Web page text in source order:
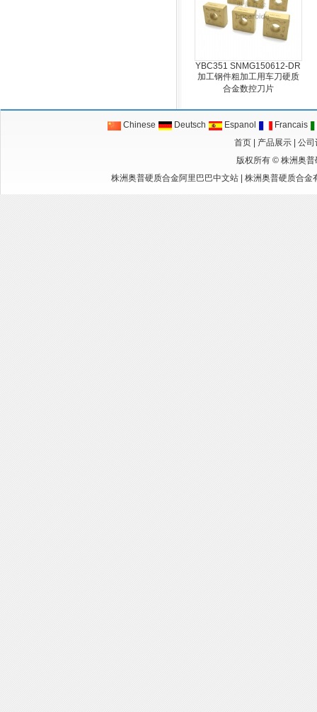
YBC351 SNMG150612-DR
加工钢件粗加工用车刀硬质
合金数控刀片
Chinese Deutsch Espanol
Francais
首页
产品展示
公司
版权所有 © 株洲奥普
株洲奥普硬质合金阿里巴巴中文站| 株洲奥普硬质合金